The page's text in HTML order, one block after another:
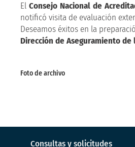
El Consejo Nacional de
notificó visita de evaluación
Deseamos éxitos en la
Dirección de Aseguramiento de
Foto de archivo
Consultas y solicitudes